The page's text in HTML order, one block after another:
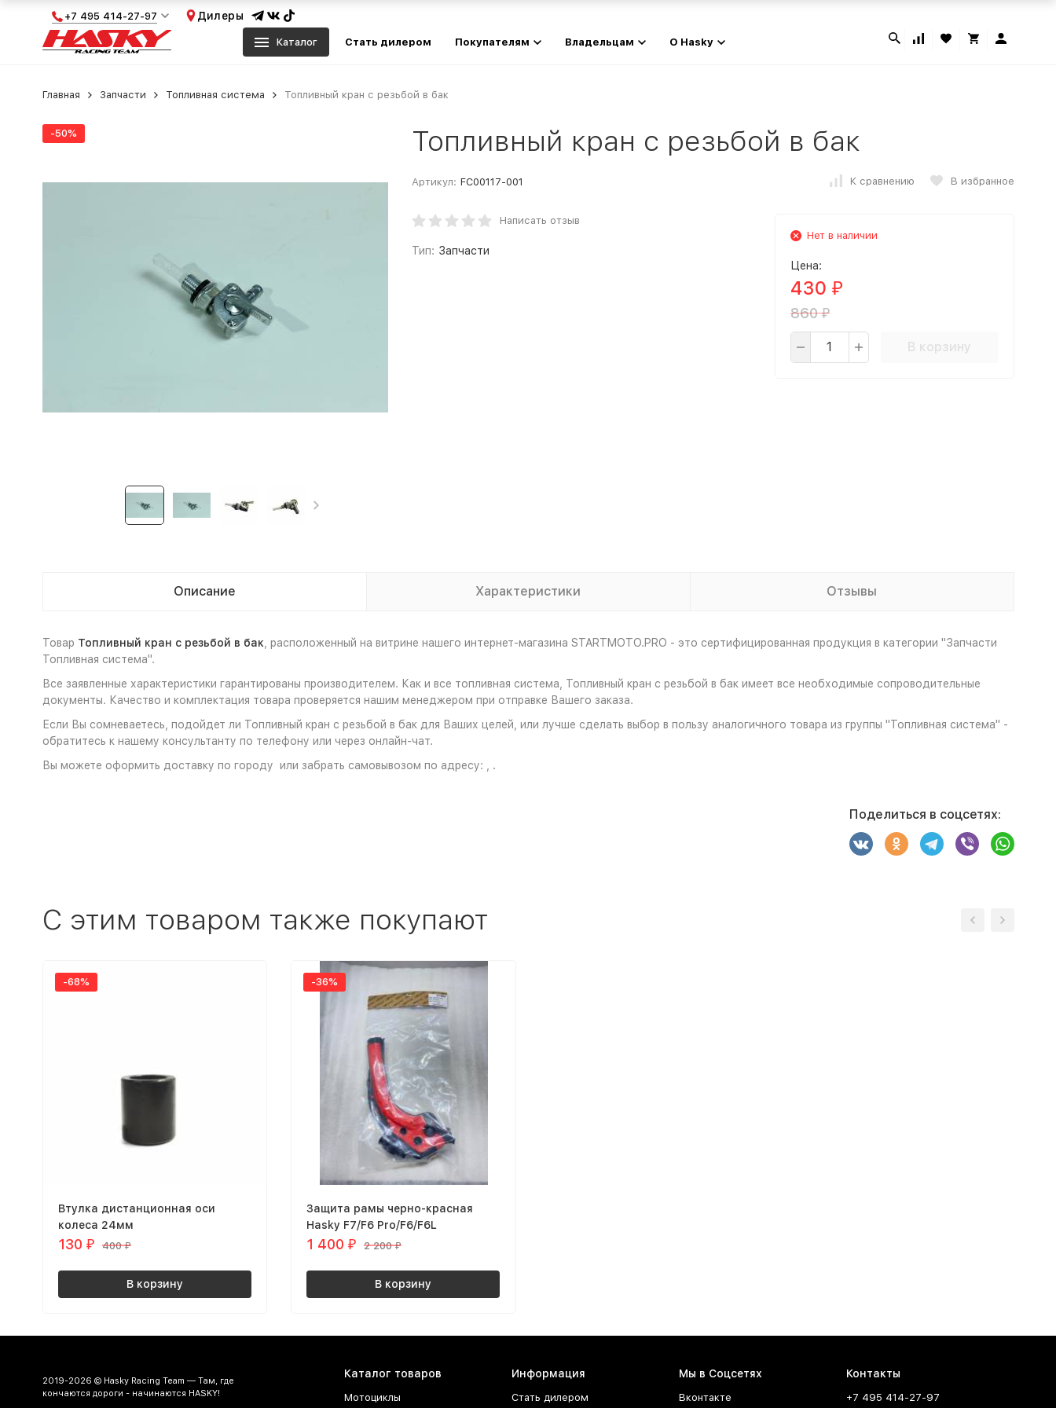
+7 495 414-27-97 Дилеры
Каталог Стать дилером Покупателям Владельцам О Hasky
Главная Запчасти Топливная система Топливный кран с резьбой в бак
-50% Топливный кран с резьбой в бак
Артикул: FC00117-001 К сравнению В избранное
Написать отзыв
Тип: Запчасти
Нет в наличии
Цена:
430 ₽
860₽
В корзину
Описание Характеристики Отзывы
Товар Топливный кран с резьбой в бак , расположенный на витрине нашего интернет-магазина STARTMOTO.PRO - это сертифицированная продукция в категории "Запчасти
Топливная система".
Все заявленные характеристики гарантированы производителем. Как и все топливная система, Топливный кран с резьбой в бак имеет все необходимые сопроводительные
документы. Качество и комплектация товара проверяется нашим менеджером при отправке Вашего заказа.
Если Вы сомневаетесь, подойдет ли Топливный кран с резьбой в бак для Ваших целей, или лучше сделать выбор в пользу аналогичного товара из группы "Топливная система" -
обратитесь к нашему консультанту по телефону или через онлайн-чат.
Вы можете оформить доставку по городу или забрать самовывозом по адресу: , .
Поделиться в соцсетях:
C этим товаром также покупают
-68%
Втулка дистанционная оси
колеса 24мм
130 ₽ 400₽
В корзину
-36%
Защита рамы черно-красная
Hasky F7/F6 Pro/F6/F6L
1 400₽ 2 200₽
В корзину
2019-2026 © Hasky Racing Team — Там, где
кончаются дороги - начинаются HASKY!
Каталог товаров
Мотоциклы
Информация
Стать дилером
Мы в Соцсетях
Вконтакте
Контакты
+7 495 414-27-97